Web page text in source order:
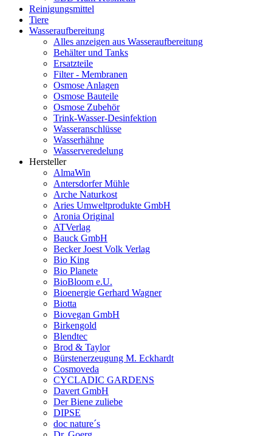
Reinigungsmittel
Tiere
Wasseraufbereitung
Alles anzeigen aus Wasseraufbereitung
Behälter und Tanks
Ersatzteile
Filter - Membranen
Osmose Anlagen
Osmose Bauteile
Osmose Zubehör
Trink-Wasser-Desinfektion
Wasseranschlüsse
Wasserhähne
Wasserveredelung
Hersteller
AlmaWin
Antersdorfer Mühle
Arche Naturkost
Aries Umweltprodukte GmbH
Aronia Original
ATVerlag
Bauck GmbH
Becker Joest Volk Verlag
Bio King
Bio Planete
BioBloom e.U.
Bioenergie Gerhard Wagner
Biotta
Biovegan GmbH
Birkengold
Blendtec
Brod & Taylor
Bürstenerzeugung M. Eckhardt
Cosmoveda
CYCLADIC GARDENS
Davert GmbH
Der Biene zuliebe
DIPSE
doc nature´s